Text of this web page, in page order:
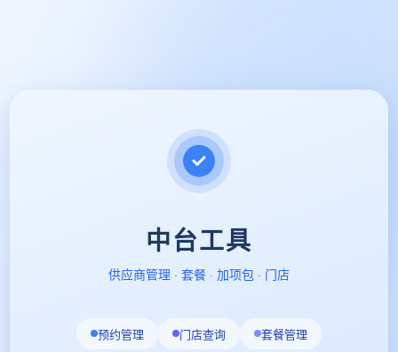
中台工具
供应商管理 · 套餐 · 加项包 · 门店
预约管理 门店查询 套餐管理